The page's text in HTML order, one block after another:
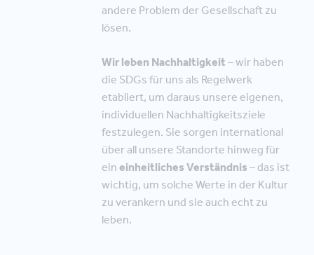
andere Problem der Gesellschaft zu
lösen.
Wir leben Nachhaltigkeit – wir haben
die SDGs für uns als Regelwerk
etabliert, um daraus unsere eigenen,
individuellen Nachhaltigkeitsziele
festzulegen. Sie sorgen international
über all unsere Standorte hinweg für
ein einheitliches Verständnis – das ist
wichtig, um solche Werte in der Kultur
zu verankern und sie auch echt zu
leben.